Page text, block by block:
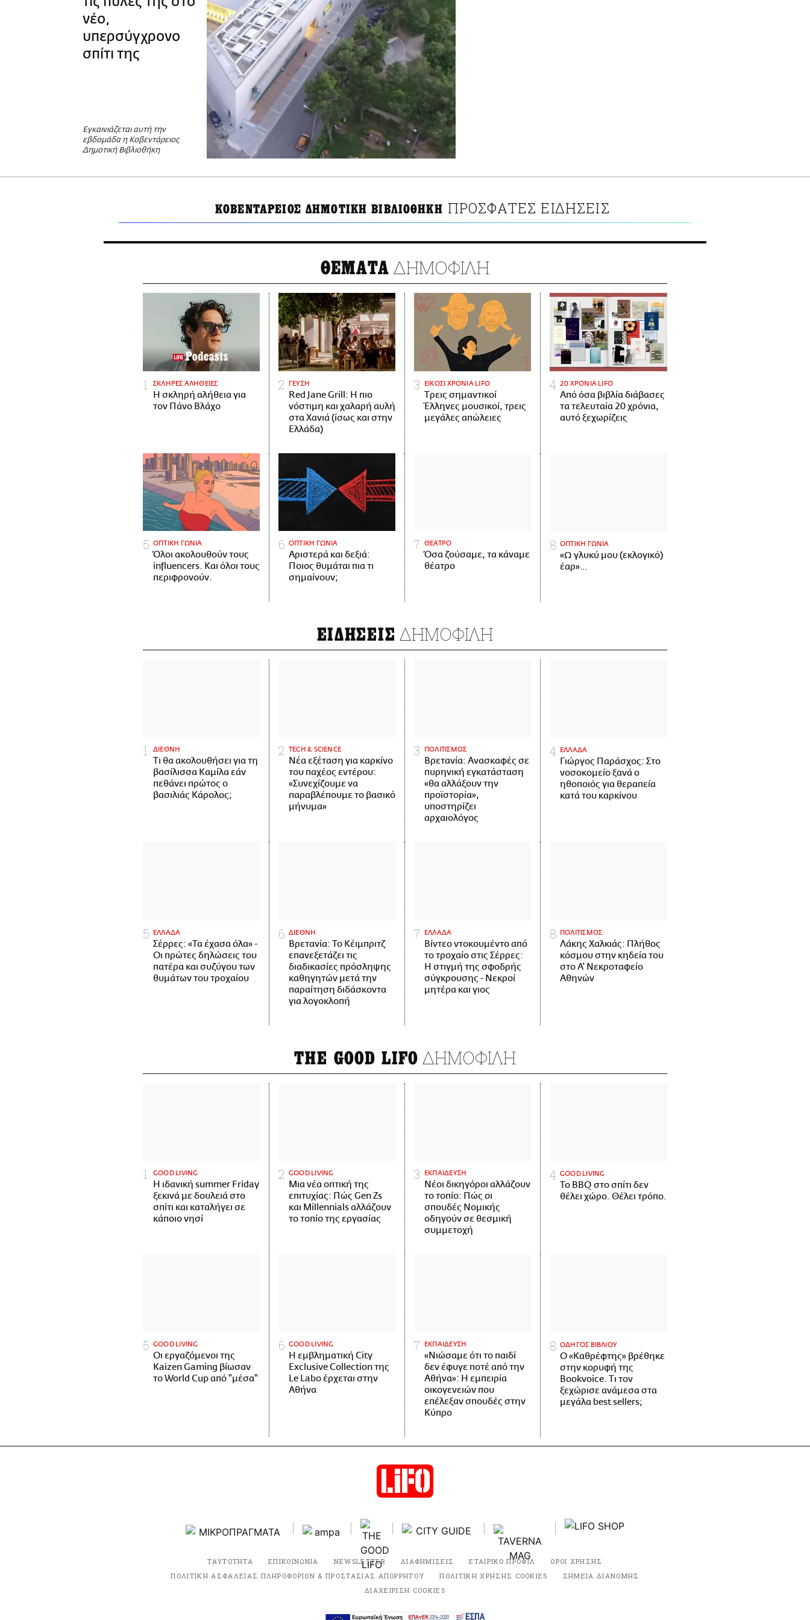
νέο,
υπερσύγχρονο
σπίτι της
Εγκαινιάζεται αυτή την
εβδομάδα η Κοβεντάρειος
Δημοτική Βιβλιοθήκη
ΚΟΒΕΝΤΑΡΕΙΟΣ ΔΗΜΟΤΙΚΗ ΒΙΒΛΙΟΘΗΚΗ ΠΡΟΣΦΑΤΕΣ ΕΙΔΗΣΕΙΣ
ΘΕΜΑΤΑ ΔΗΜΟΦΙΛΗ
ΣΚΛΗΡΕΣ ΑΛΗΘΕΙΕΣ
H σκληρή αλήθεια για
τον Πάνο Βλάχο
ΓΕΥΣΗ
Red Jane Grill: Η πιο
νόστιμη και χαλαρή αυλή
στα Χανιά (ίσως και στην
Ελλάδα)
ΕΙΚΟΣΙ ΧΡΟΝΙΑ LIFO
Tρεις σημαντικοί
Έλληνες μουσικοί, τρεις
μεγάλες απώλειες
20 ΧΡΟΝΙΑ LIFO
Από όσα βιβλία διάβασες
τα τελευταία 20 χρόνια,
αυτό ξεχωρίζεις
ΟΠΤΙΚΗ ΓΩΝΙΑ
Όλοι ακολουθούν τους
influencers. Και όλοι τους
περιφρονούν.
ΟΠΤΙΚΗ ΓΩΝΙΑ
Αριστερά και δεξιά:
Ποιος θυμάται πια τι
σημαίνουν;
ΘΕΑΤΡΟ
Όσα ζούσαμε, τα κάναμε
θέατρο
ΟΠΤΙΚΗ ΓΩΝΙΑ
«Ω γλυκύ μου (εκλογικό)
έαρ»…
ΕΙΔΗΣΕΙΣ ΔΗΜΟΦΙΛΗ
ΔΙΕΘΝΗ
Τι θα ακολουθήσει για τη
βασίλισσα Καμίλα εάν
πεθάνει πρώτος ο
βασιλιάς Κάρολος;
ΤECH & SCIENCE
Νέα εξέταση για καρκίνο
του παχέος εντέρου:
«Συνεχίζουμε να
παραβλέπουμε το βασικό
μήνυμα»
ΠΟΛΙΤΙΣΜΟΣ
Βρετανία: Ανασκαφές σε
πυρηνική εγκατάσταση
«θα αλλάξουν την
προϊστορία»,
υποστηρίζει
αρχαιολόγος
ΕΛΛΑΔΑ
Γιώργος Παράσχος: Στο
νοσοκομείο ξανά ο
ηθοποιός για θεραπεία
κατά του καρκίνου
ΕΛΛΑΔΑ
Σέρρες: «Τα έχασα όλα» -
Οι πρώτες δηλώσεις του
πατέρα και συζύγου των
θυμάτων του τροχαίου
ΔΙΕΘΝΗ
Βρετανία: Το Κέιμπριτζ
επανεξετάζει τις
διαδικασίες πρόσληψης
καθηγητών μετά την
παραίτηση διδάσκοντα
για λογοκλοπή
ΕΛΛΑΔΑ
Βίντεο ντοκουμέντο από
το τροχαίο στις Σέρρες:
Η στιγμή της σφοδρής
σύγκρουσης - Νεκροί
μητέρα και γιος
ΠΟΛΙΤΙΣΜΟΣ
Λάκης Χαλκιάς: Πλήθος
κόσμου στην κηδεία του
στο Α' Νεκροταφείο
Αθηνών
THE GOOD LIFO ΔΗΜΟΦΙΛΗ
GOOD LIVING
Η ιδανική summer Friday
ξεκινά με δουλειά στο
σπίτι και καταλήγει σε
κάποιο νησί
GOOD LIVING
Μια νέα οπτική της
επιτυχίας: Πώς Gen Zs
και Millennials αλλάζουν
το τοπίο της εργασίας
ΕΚΠΑΙΔΕΥΣΗ
Νέοι δικηγόροι αλλάζουν
το τοπίο: Πώς οι
σπουδές Νομικής
οδηγούν σε θεσμική
συμμετοχή
GOOD LIVING
Το BBQ στο σπίτι δεν
θέλει χώρο. Θέλει τρόπο.
GOOD LIVING
Οι εργαζόμενοι της
Kaizen Gaming βίωσαν
το World Cup από "μέσα"
GOOD LIVING
Η εμβληματική City
Exclusive Collection της
Le Labo έρχεται στην
Αθήνα
ΕΚΠΑΙΔΕΥΣΗ
«Νιώσαμε ότι το παιδί
δεν έφυγε ποτέ από την
Αθήνα»: Η εμπειρία
οικογενειών που
επέλεξαν σπουδές στην
Κύπρο
ΟΔΗΓΟΣ ΒΙΒΛΙΟΥ
Ο «Καθρέφτης» βρέθηκε
στην κορυφή της
Bookvoice. Τι τον
ξεχώρισε ανάμεσα στα
μεγάλα best sellers;
ΤΑΥΤΟΤΗΤΑ ΕΠΙΚΟΙΝΩΝΙΑ NEWSLETTER ΔΙΑΦΗΜΙΣΕΙΣ ΕΤΑΙΡΙΚΟ ΠΡΟΦΙΛ
ΟΡΟΙ ΧΡΗΣΗΣ
ΠΟΛΙΤΙΚΗ ΑΣΦΑΛΕΙΑΣ ΠΛΗΡΟΦΟΡΙΩΝ & ΠΡΟΣΤΑΣΙΑΣ ΑΠΟΡΡΗΤΟΥ
ΠΟΛΙΤΙΚΗ ΧΡΗΣΗΣ COOKIES
ΣΗΜΕΙΑ ΔΙΑΝΟΜΗΣ
ΔΙΑΧΕΙΡΙΣΗ COOKIES